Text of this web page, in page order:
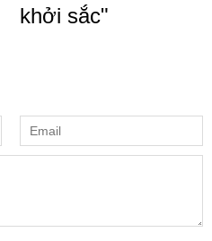
khởi sắc"